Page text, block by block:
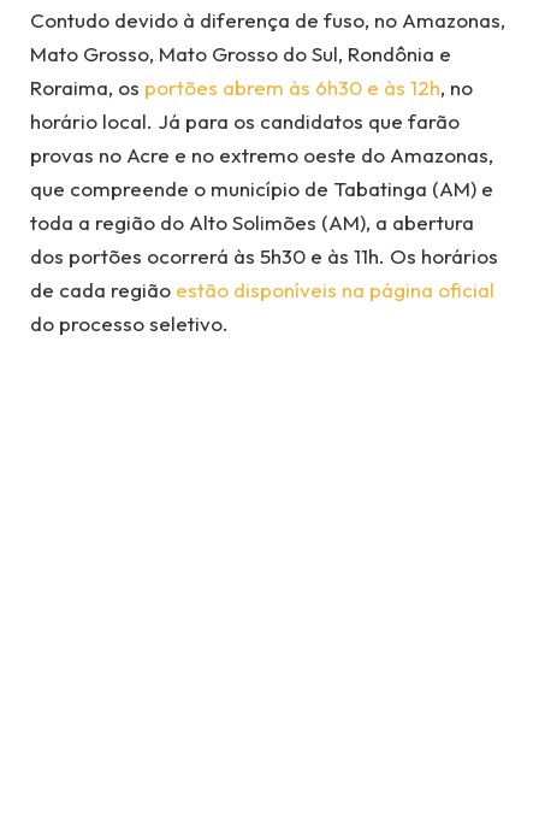
Contudo devido à diferença de fuso, no Amazonas,
Mato Grosso, Mato Grosso do Sul, Rondônia e
Roraima, os portões abrem às 6h30 e às 12h, no
horário local. Já para os candidatos que farão
provas no Acre e no extremo oeste do Amazonas,
que compreende o município de Tabatinga (AM) e
toda a região do Alto Solimões (AM), a abertura
dos portões ocorrerá às 5h30 e às 11h. Os horários
de cada região estão disponíveis na página oficial
do processo seletivo.